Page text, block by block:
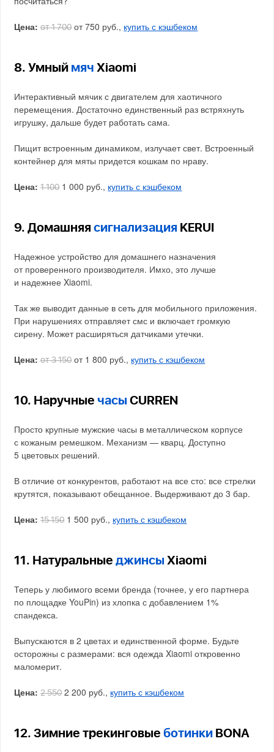
Цена: от 1 700от 750 руб., купить с кэшбеком
8. Умный мяч Xiaomi
Интерактивный мячик с двигателем для хаотичного
перемещения. Достаточно единственный раз встряхнуть
игрушку, дальше будет работать сама.
Пищит встроенным динамиком, излучает свет. Встроенный
контейнер для мяты придется кошкам по нраву.
Цена: 1 1001 000 руб., купить с кэшбеком
9. Домашняясигнализация KERUI
Надежное устройство для домашнего назначения
от проверенного производителя. Имхо, это лучше
и надежнее Xiaomi.
Так же выводит данные в сеть для мобильного приложения.
При нарушениях отправляет смс и включает громкую
сирену. Может расширяться датчиками утечки.
Цена: от 3 150от 1 800 руб., купить с кэшбеком
10. Наручныечасы CURREN
Просто крупные мужские часы в металлическом корпусе
с кожаным ремешком. Механизм — кварц. Доступно
5 цветовых решений.
В отличие от конкурентов, работают на все сто: все стрелки
крутятся, показывают обещанное. Выдерживают до 3 бар.
Цена: 15 1501 500 руб., купить с кэшбеком
11. Натуральныеджинсы Xiaomi
Теперь у любимого всеми бренда (точнее, у его партнера
по площадке YouPin) из хлопка с добавлением 1%
спандекса.
Выпускаются в 2 цветах и единственной форме. Будьте
осторожны с размерами: вся одежда Xiaomi откровенно
маломерит.
Цена: 2 5502 200 руб., купить с кэшбеком
12. Зимние трекинговыеботинки BONA